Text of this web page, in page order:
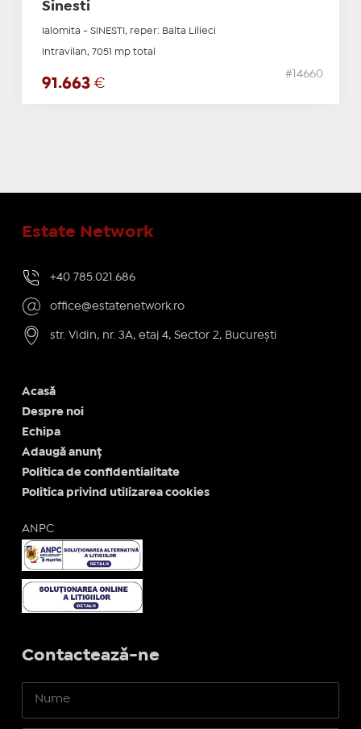
Sinesti
Ialomita - SINESTI, reper: Balta Lilieci
Intravilan, 7051 mp total
91.663 €
#14660
Estate Network
+40 785.021.686
office@estatenetwork.ro
str. Vidin, nr. 3A, etaj 4, Sector 2, București
Acasă
Despre noi
Echipa
Adaugă anunț
Politica de confidentialitate
Politica privind utilizarea cookies
ANPC
Contactează-ne